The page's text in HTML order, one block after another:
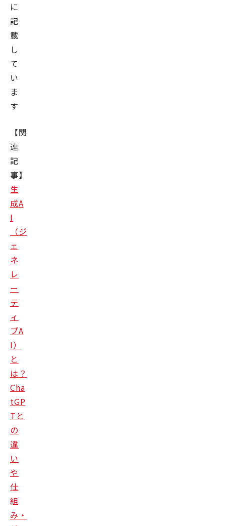
に
記
載
し
て
い
ま
す
【関
連
記
事】
生
成A
I
（ジ
ェ
ネ
レ
ー
テ
ィ
ブA
I）
と
は？
Cha
tGP
Tと
の
違
い
や
仕
組
み・